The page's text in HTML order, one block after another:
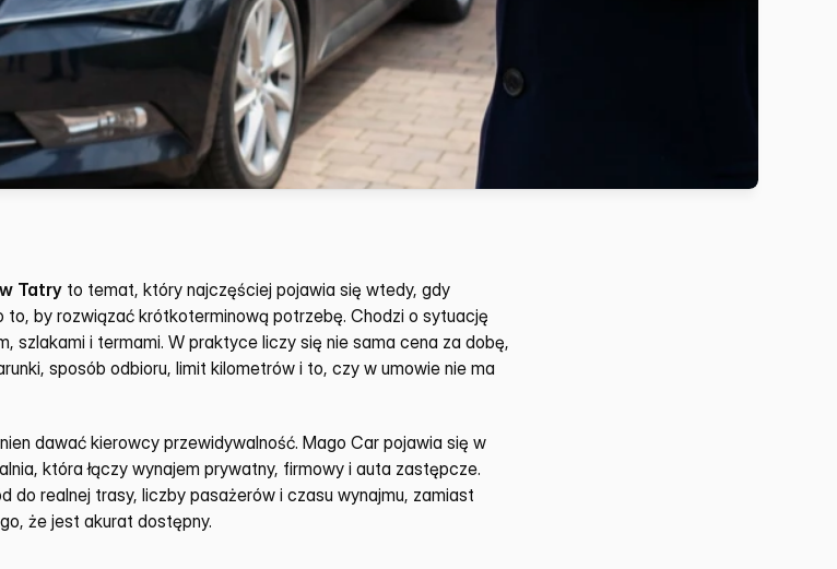
Tatry to temat, który najczęściej pojawia się wtedy, gdy
by rozwiązać krótkoterminową potrzebę. Chodzi o sytuację
szlakami i termami. W praktyce liczy się nie sama cena za dobę,
sposób odbioru, limit kilometrów i to, czy w umowie nie ma
dawać kierowcy przewidywalność. Mago Car pojawia się w
która łączy wynajem prywatny, firmowy i auta zastępcze.
do realnej trasy, liczby pasażerów i czasu wynajmu, zamiast
że jest akurat dostępny.